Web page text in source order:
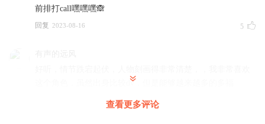
前排打call嘿嘿嘿🙈
回复 2023-08-16 5
这个角色，虽然出身比较dv，但是能够越来越多的多福
查看更多评论